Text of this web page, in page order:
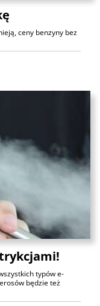
ceny benzyny bez
typów e-
będzie też